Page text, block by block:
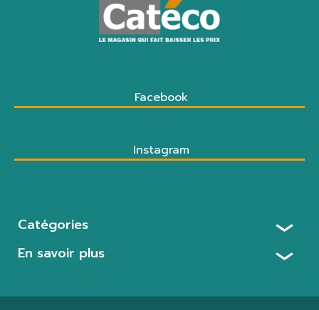
Facebook
Instagram
Catégories
En savoir plus